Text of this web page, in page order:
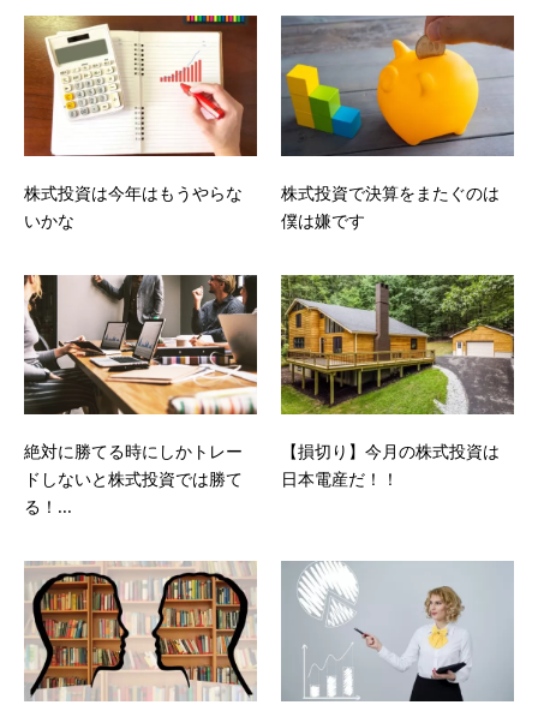
株式投資は今年はもうやらな
いかな
株式投資で決算をまたぐのは
僕は嫌です
絶対に勝てる時にしかトレー
ドしないと株式投資では勝て
る！...
【損切り】今月の株式投資は
日本電産だ！！